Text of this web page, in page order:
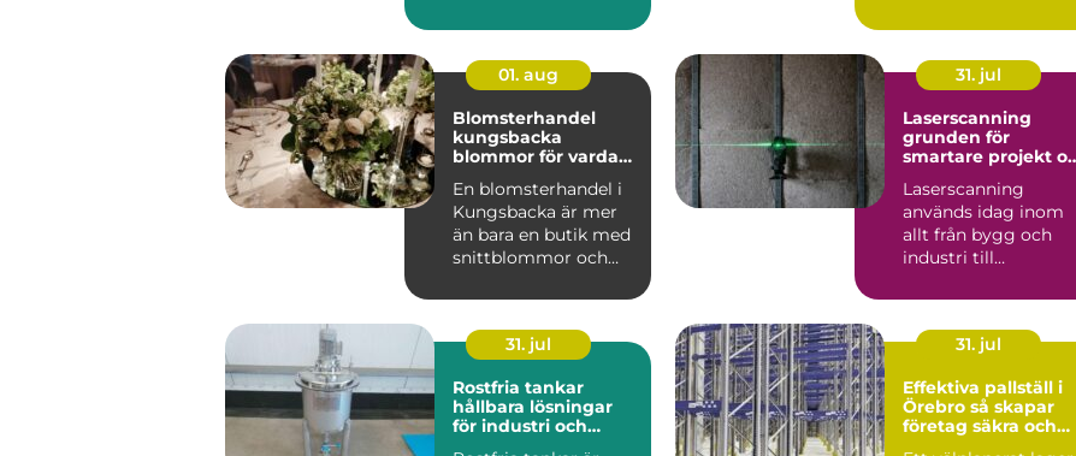
01. aug
Blomsterhandel
kungsbacka
blommor för vardag
En blomsterhandel i
Kungsbacka är mer
än bara en butik med
snittblommor och
många bl...
31. jul
Laserscanning
grunden för
smartare projekt
Laserscanning
används idag inom
allt från bygg och
industri till
infrastruktur. Tekn...
31. jul
Rostfria tankar
hållbara lösningar
för industri och
31. jul
Effektiva pallställ i
Örebro så skapar
företag säkra och